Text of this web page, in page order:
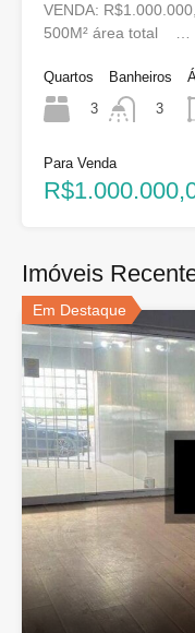
VENDA:
500M² área total …
Quartos
3
Banheiros
3
Para Venda
Imóveis
Em Destaque